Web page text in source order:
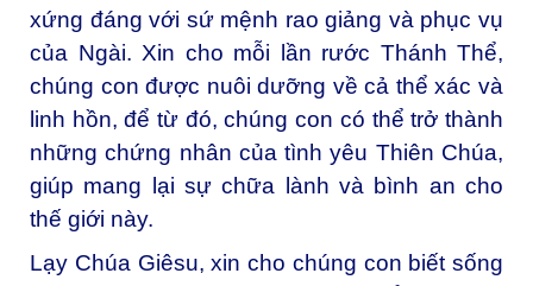
xứng đáng với sứ mệnh rao giảng và phục vụ
của Ngài. Xin cho mỗi lần rước Thánh Thể,
chúng con được nuôi dưỡng về cả thể xác và
linh hồn, để từ đó, chúng con có thể trở thành
những chứng nhân của tình yêu Thiên Chúa,
giúp mang lại sự chữa lành và bình an cho
thế giới này.
Lạy Chúa Giêsu, xin cho chúng con biết sống